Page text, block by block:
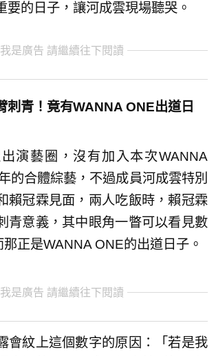
要的日子，讓河成雲現場聽哭。
我是廣告 請繼續往下閱讀
刺青！竟有WANNA ONE出道日
演藝圈，沒有加入本次WANNA
的合體綜藝，不過成員河成雲特別
賴冠霖見面，兩人吃飯時，賴冠霖
青意義，其中眼角一瞥可以看見數
正是WANNA ONE的出道日子。
我是廣告 請繼續往下閱讀
會紋上這個數字的原因：「若是我